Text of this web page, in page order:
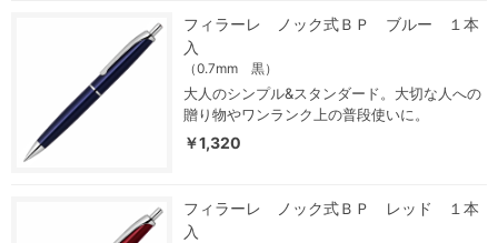
フィラーレ ノック式ＢＰ ブルー １本
入
（0.7mm 黒）
大人のシンプル&スタンダード。大切な人への
贈り物やワンランク上の普段使いに。
￥1,320
フィラーレ ノック式ＢＰ レッド １本
入